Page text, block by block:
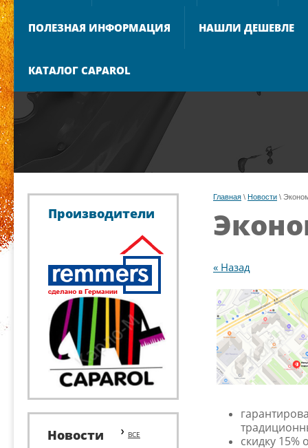
ПОЛЕЗНАЯ ИНФОРМАЦИЯ НАШЛИ ДЕШЕВЛЕ
КАТАЛОГ CAPAROL
Производители
Новости ВСЕ
Главная \ Новости \
« Назад
скидку 15%